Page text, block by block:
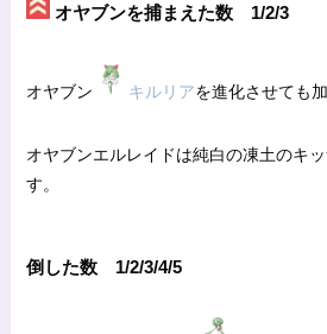
オヤブンを捕まえた数 1/2/3
オヤブン キルリアを進化させても
オヤブンエルレイドは純白の凍土のキ
す。
倒した数 1/2/3/4/5